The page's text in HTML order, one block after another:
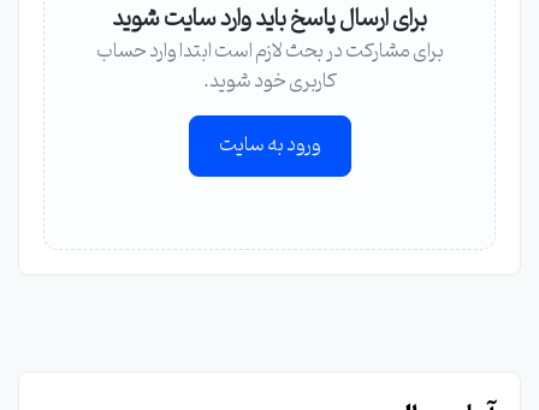
برای ارسال پاسخ باید وارد سایت شوید
برای مشارکت در بحث لازم است ابتدا وارد حساب
کاربری خود شوید.
ورود به سایت